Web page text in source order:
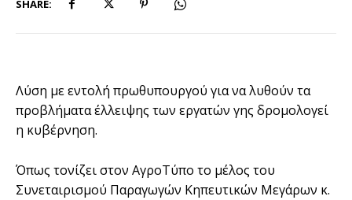
SHARE:
Λύση με εντολή πρωθυπουργού για να λυθούν τα
προβλήματα έλλειψης των εργατών γης δρομολογεί
η κυβέρνηση.
Όπως τονίζει στον ΑγροΤύπο το μέλος του
Συνεταιρισμού Παραγωγών Κηπευτικών Μεγάρων κ.